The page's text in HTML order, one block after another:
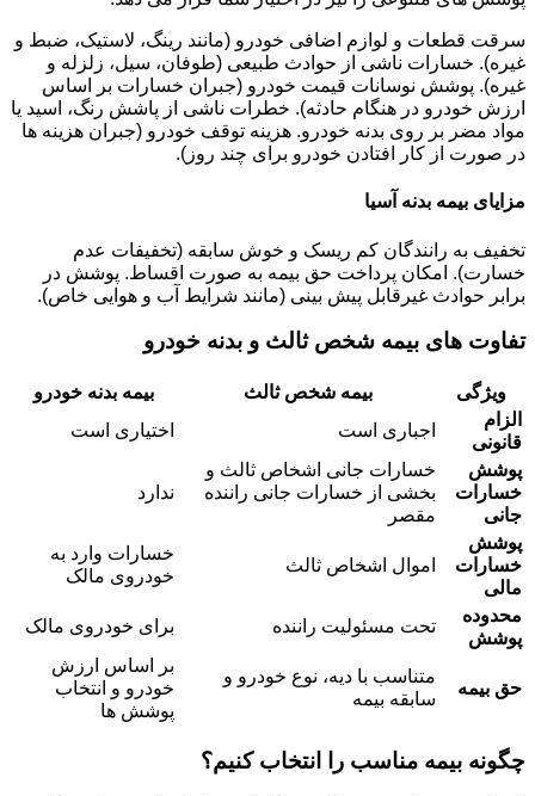
سرقت قطعات و لوازم اضافی خودرو (مانند رینگ، لاستیک، ضبط و
غیره). خسارات ناشی از حوادث طبیعی (طوفان، سیل، زلزله و
غیره). پوشش نوسانات قیمت خودرو (جبران خسارات بر اساس
ارزش خودرو در هنگام حادثه). خطرات ناشی از پاشش رنگ، اسید یا
مواد مضر بر روی بدنه خودرو. هزینه توقف خودرو (جبران هزینه ها
در صورت از کار افتادن خودرو برای چند روز).
مزایای بیمه بدنه آسیا
تخفیف به رانندگان کم ریسک و خوش سابقه (تخفیفات عدم
خسارت). امکان پرداخت حق بیمه به صورت اقساط. پوشش در
برابر حوادث غیرقابل پیش بینی (مانند شرایط آب و هوایی خاص).
تفاوت های بیمه شخص ثالث و بدنه خودرو
ویژگی بیمه شخص ثالث
بیمه بدنه خودرو
الزام
قانونی
اجباری است
اختیاری است
پوشش
خسارات
جانی
خسارات جانی اشخاص ثالث و
بخشی از خسارات جانی راننده
مقصر
ندارد
پوشش
خسارات
مالی
اموال اشخاص ثالث
خسارات وارد به
خودروی مالک
محدوده
پوشش
تحت مسئولیت راننده برای خودروی مالک
حق بیمه
متناسب با دیه، نوع خودرو و
سابقه بیمه
بر اساس ارزش
خودرو و انتخاب
پوشش ها
چگونه بیمه مناسب را انتخاب کنیم؟